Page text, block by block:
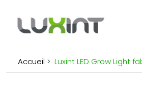
Accueil > Luxint LED Grow Light